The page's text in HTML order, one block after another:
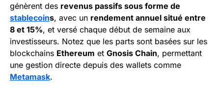
génèrent des revenus passifs sous forme de
stablecoins, avec un rendement annuel situé entre
8 et 15%, et versé chaque début de semaine aux
investisseurs. Notez que les parts sont basées sur les
blockchains Ethereum et Gnosis Chain, permettant
une gestion directe depuis des wallets comme
Metamask.